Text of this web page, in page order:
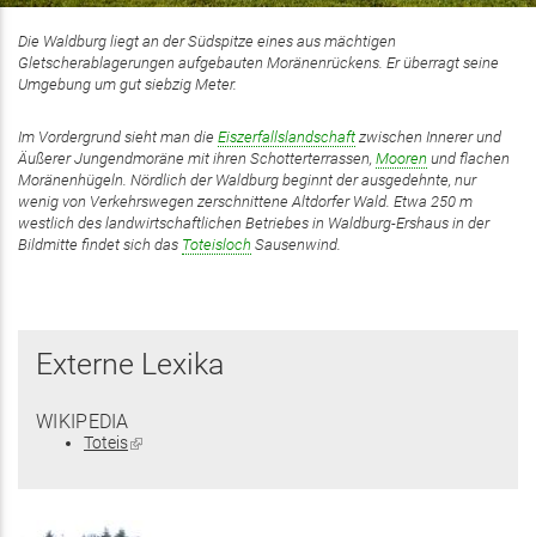
Die Waldburg liegt an der Südspitze eines aus mächtigen
Gletscherablagerungen aufgebauten Moränenrückens. Er überragt seine
Umgebung um gut siebzig Meter.
Im Vordergrund sieht man die Eiszerfallslandschaft zwischen Innerer und
Äußerer Jungendmoräne mit ihren Schotterterrassen, Mooren und flachen
Moränenhügeln. Nördlich der Waldburg beginnt der ausgedehnte, nur
wenig von Verkehrswegen zerschnittene Altdorfer Wald. Etwa 250 m
westlich des landwirtschaftlichen Betriebes in Waldburg-Ershaus in der
Bildmitte findet sich das Toteisloch Sausenwind.
Externe Lexika
WIKIPEDIA
Toteis(Link